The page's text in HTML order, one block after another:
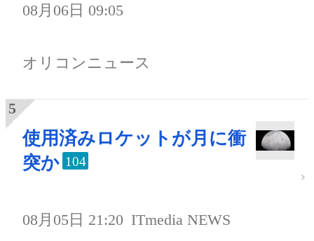
08月06日 09:05
オリコンニュース
使用済みロケットが月に衝
突か 104
08月05日 21:20 ITmedia NEWS